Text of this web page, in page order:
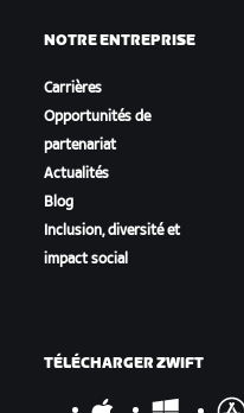
NOTRE ENTREPRISE
Carrières
Opportunités de
partenariat
Actualités
Blog
Inclusion, diversité et
impact social
TÉLÉCHARGER ZWIFT